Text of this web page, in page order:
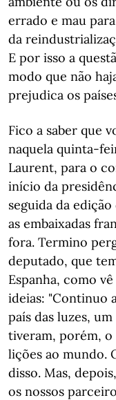
errado e mau
da
E por isso a
modo que não
prejudica os
Fico a saber que
naquela quinta-
Laurent, para o
início da
seguida da
as embaixadas
fora. Termino
deputado, que
Espanha, como
ideias: "Continuo
país das luzes,
tiveram, porém,
lições ao mundo.
disso. Mas,
os nossos